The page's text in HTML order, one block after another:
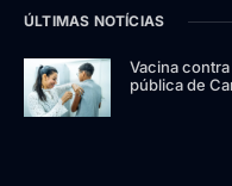
ÚLTIMAS NOTÍCIAS
Vacina
pública de